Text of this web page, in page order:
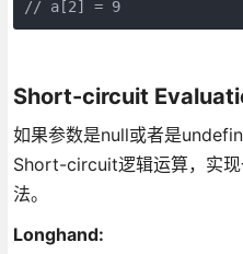
// a[2] = 9
Short-circuit
如果参数是null或者是
Short-circuit逻辑运算，实
法。
Longhand: